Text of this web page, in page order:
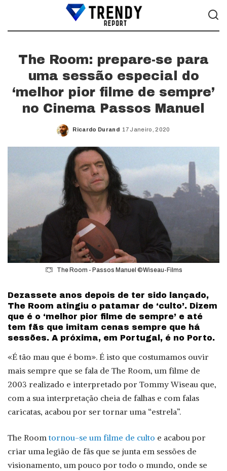
The Room: prepare-se para
uma sessão especial do
‘melhor pior filme de sempre’
no Cinema Passos Manuel
Posted
Ricardo Durand 17 Janeiro, 2020
The Room - Passos Manuel ©Wiseau-Films
Dezassete anos depois de ter sido lançado,
The Room atingiu o patamar de ‘culto’. Dizem
que é o ‘melhor pior filme de sempre’ e até
tem fãs que imitam cenas sempre que há
sessões. A próxima, em Portugal, é no Porto.
«É tão mau que é bom». É isto que costumamos ouvir
mais sempre que se fala de The Room, um filme de
2003 realizado e interpretado por Tommy Wiseau que,
com a sua interpretação cheia de falhas e com falas
caricatas, acabou por ser tornar uma “estrela”.
The Roomtornou-se um filme de culto e acabou por
criar uma legião de fãs que se junta em sessões de
visionamento, um pouco por todo o mundo, onde se